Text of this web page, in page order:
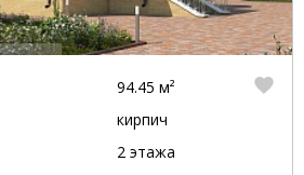
94.45 м²
кирпич
2 этажа